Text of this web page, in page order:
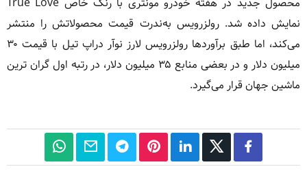
نمایش داده شد. رولزرویس به‌ندرت قیمت محصولاتش را منتشر
می‌کند، اما طبق برآوردها رولزرویس لارز نوآر دراپ تیل با قیمت ۳۰
میلیون دلار و در بعضی منابع ۳۵ میلیون دلار، در رتبه اول گران ترین
ماشین جهان قرار می‌گیرد.